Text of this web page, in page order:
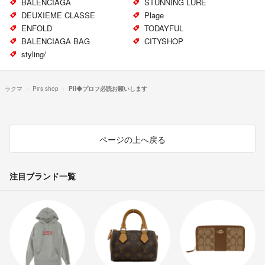
DEUXIEME CLASSE
Plage
ENFOLD
TODAYFUL
BALENCIAGA BAG
CITYSHOP
styling/
ラクマ Pii's shop Pii◆プロフ必読お願いします
ページの上へ戻る
注目ブランド一覧